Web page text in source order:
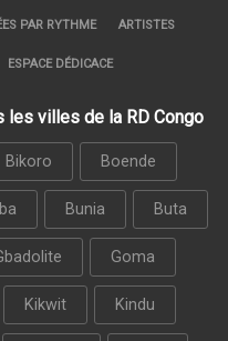
PAR RYTHME ARTISTES
ESPACE DÉDICACE
les villes de la RD Congo
Bikoro Boende
Bunia Buta
Goma
Kikwit Kindu